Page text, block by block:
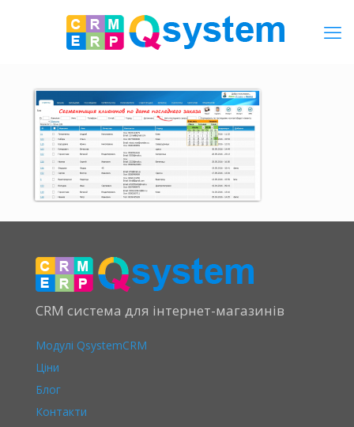
CRM система для інтернет-магазинів
Модулі QsystemCRM
Ціни
Блог
Контакти